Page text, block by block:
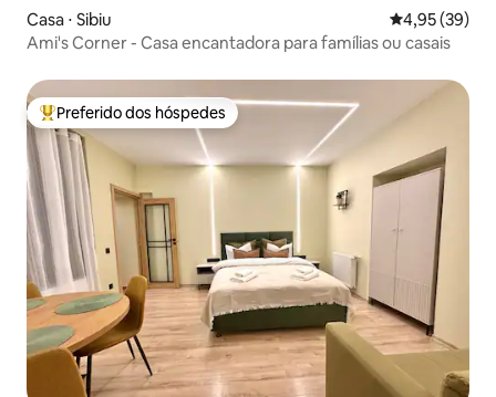
Casa ⋅ Sibiu 4,95 de uma
4,95 (39)
Ami's Corner - Casa encantadora para famílias ou casais
Entre os melhores preferidos dos hóspedes
Preferido dos hóspedes